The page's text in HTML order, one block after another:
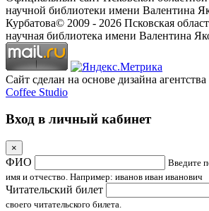
научной библиотеки имени Валентина
Курбатова© 2009 - 2026 Псковская
научная библиотека имени Валентина
Сайт сделан на основе дизайна
Coffee Studio
Вход в личный кабинет
×
ФИО
Введите
имя и отчество. Например: иванов иван иванович
Читательский билет
своего читательского билета.